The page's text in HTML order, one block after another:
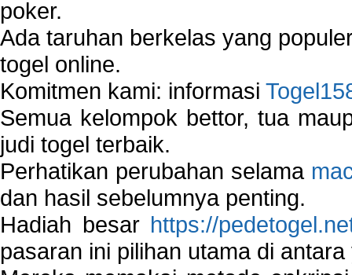
poker.
Ada taruhan berkelas yang
togel online.
Komitmen kami: informasi
Semua kelompok bettor, tua
judi togel terbaik.
Perhatikan perubahan selama
dan hasil sebelumnya penting.
Hadiah besar https://
pasaran ini pilihan utama di